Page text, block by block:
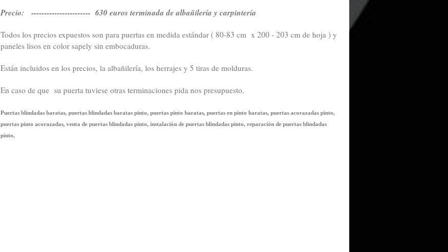
Precio: ----------------------- 630 euros terminada de albañilería y carpintería
Todos los precios expuestos son para puertas en medida estándar ( 80-83 cm x 200 - 203 cm de hoja ) y
paneles lisos en color sapely sin embocaduras.
Están incluidos en los precios, la albañilería, los herrajes y 5 tiras de molduras.
En caso de que su puerta tuviese otras terminaciones pida nos presupuesto.
Puertas blindadas baratas, puertas blindadas baratas pinto, puertas pinto baratas, puertas en pinto baratas, puertas acorazadas pinto,
puertas pinto acorazadas, venta de puertas blindadas pinto, instalación de puertas blindadas pinto, reparación de puertas blindadas
pinto,